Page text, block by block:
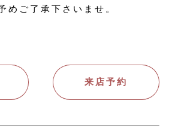
めご了承下さいませ。
来店予約